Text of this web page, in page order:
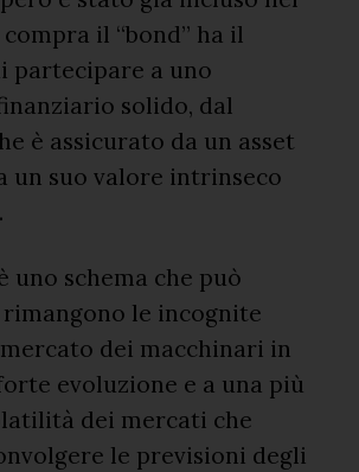
il “bond” ha il
partecipare a uno
solido, dal
è assicurato da un asset
un suo valore intrinseco
uno schema che può
le incognite
dei macchinari in
evoluzione e a una più
dei mercati che
le previsioni degli